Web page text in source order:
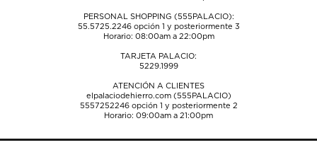
PERSONAL SHOPPING (555PALACIO):
55.5725.2246opción 1 y posteriormente 3
Horario: 08:00am a 22:00pm
TARJETA PALACIO:
5229.1999
ATENCIÓN A CLIENTES
elpalaciodehierro.com (555PALACIO)
5557252246opción 1 y posteriormente 2
Horario: 09:00am a 21:00pm